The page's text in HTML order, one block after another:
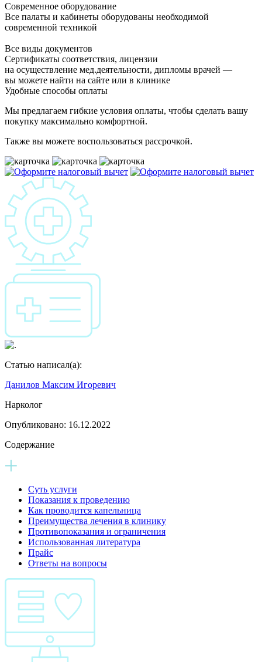
Современное оборудование
Все палаты и кабинеты оборудованы необходимой
современной техникой
Все виды документов
Сертификаты соответствия, лицензии
на осуществление мед.деятельности, дипломы врачей —
вы можете найти на сайте или в клинике
Удобные способы оплаты
Мы предлагаем гибкие условия оплаты, чтобы сделать вашу
покупку максимально комфортной.
Также вы можете воспользоваться рассрочкой.
Статью написал(а):
Данилов Максим Игоревич
Нарколог
Опубликовано: 16.12.2022
Содержание
Суть услуги
Показания к проведению
Как проводится капельница
Преимущества лечения в клинику
Противопоказания и ограничения
Использованная литература
Прайс
Ответы на вопросы